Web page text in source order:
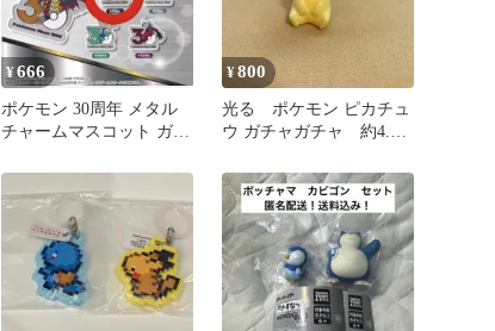
¥666
ポケモン 30周年 メタル
チャームマスコット ガチ
¥800
光る ポケモン ピカチュ
ウ ガチャガチャ 約4.5